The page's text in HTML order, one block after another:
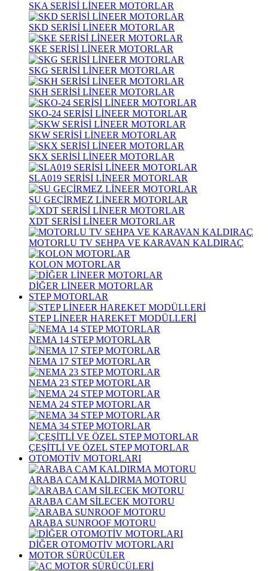
SKA SERİSİ LİNEER MOTORLAR
SKD SERİSİ LİNEER MOTORLAR
SKE SERİSİ LİNEER MOTORLAR
SKG SERİSİ LİNEER MOTORLAR
SKH SERİSİ LİNEER MOTORLAR
SKO-24 SERİSİ LİNEER MOTORLAR
SKW SERİSİ LİNEER MOTORLAR
SKX SERİSİ LİNEER MOTORLAR
SLA019 SERİSİ LİNEER MOTORLAR
SU GEÇİRMEZ LİNEER MOTORLAR
XDT SERİSİ LİNEER MOTORLAR
MOTORLU TV SEHPA VE KARAVAN KALDIRAÇ
KOLON MOTORLAR
DİĞER LİNEER MOTORLAR
STEP MOTORLAR
STEP LİNEER HAREKET MODÜLLERİ
NEMA 14 STEP MOTORLAR
NEMA 17 STEP MOTORLAR
NEMA 23 STEP MOTORLAR
NEMA 24 STEP MOTORLAR
NEMA 34 STEP MOTORLAR
ÇEŞİTLİ VE ÖZEL STEP MOTORLAR
OTOMOTİV MOTORLARI
ARABA CAM KALDIRMA MOTORU
ARABA CAM SİLECEK MOTORU
ARABA SUNROOF MOTORU
DİĞER OTOMOTİV MOTORLARI
MOTOR SÜRÜCÜLER